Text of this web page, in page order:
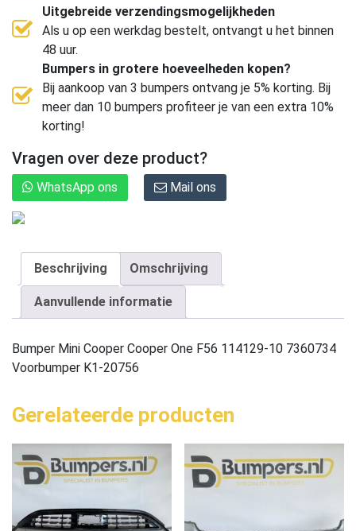
Uitgebreide verzendingsmogelijkheden
Als u op een werkdag bestelt, ontvangt u het binnen
48 uur.
Bumpers in grotere hoeveelheden kopen?
Bij aankoop van 3 bumpers ontvang je 5% korting. Bij
meer dan 10 bumpers profiteer je van een extra 10%
korting!
Vragen over deze product?
WhatsApp ons Mail ons
Beschrijving Omschrijving
Aanvullende informatie
Bumper Mini Cooper Cooper One F56 114129-10 7360734
Voorbumper K1-20756
Gerelateerde producten